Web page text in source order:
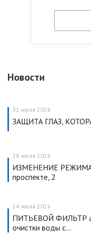
Новости
31 июля 2026
ЗАЩИТА ГЛАЗ,
28 июля 2026
ИЗМЕНЕНИЕ РЕЖИМА
проспекте, 2
24 июля 2026
ПИТЬЕВОЙ ФИЛЬТР
очистки воды с…